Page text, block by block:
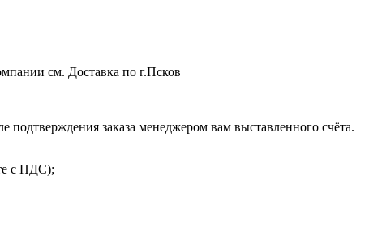
см. Доставка по г.Псков
заказа менеджером вам выставленного счёта.
с НДС);